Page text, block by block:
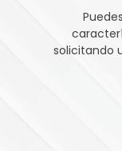
solicitando